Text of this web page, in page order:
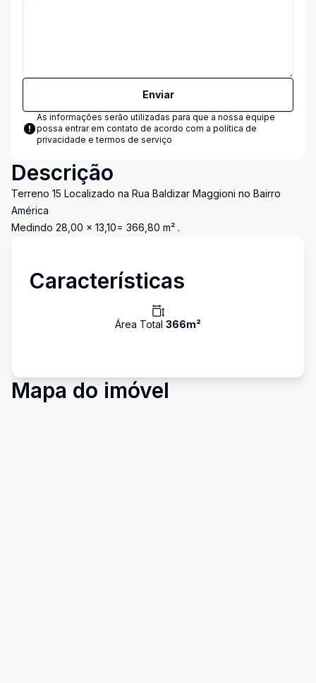
Enviar
As informações serão utilizadas para que a nossa equipe
possa entrar em contato de acordo com a política de
privacidade e termos de serviço
Descrição
Terreno 15 Localizado na Rua Baldizar Maggioni no Bairro
América
Medindo 28,00 x 13,10= 366,80 m² .
Características
Área Total 366m²
Mapa do imóvel